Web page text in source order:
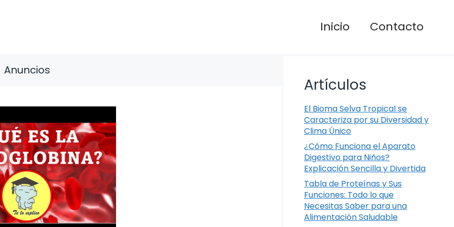
Inicio Contacto
Anuncios
Artículos
El Bioma Selva Tropical se
Caracteriza por su Diversidad y
Clima Único
¿Cómo Funciona el Aparato
Digestivo para Niños?
Explicación Sencilla y Divertida
Tabla de Proteínas y Sus
Funciones: Todo lo que
Necesitas Saber para una
Alimentación Saludable